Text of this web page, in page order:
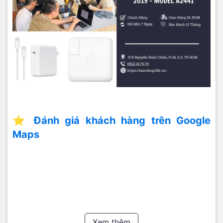
⭐ Đánh giá khách hàng trên Google
Maps